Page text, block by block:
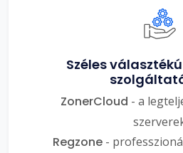
Széles
ZonerCloud - a
Regzone -